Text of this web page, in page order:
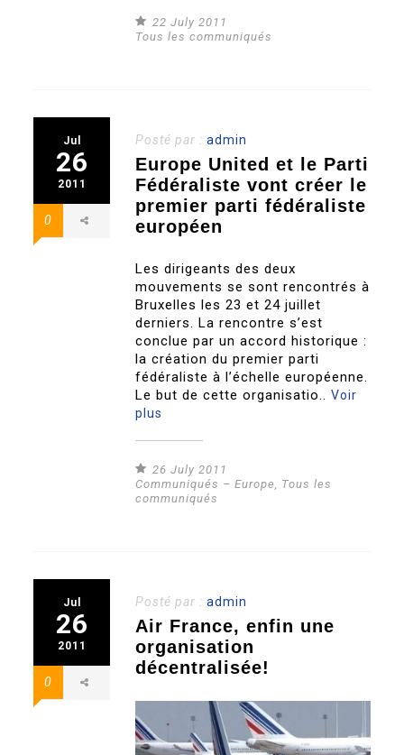
22 July 2011
Tous les communiqués
Jul
26
2011
0
Posté par :admin
Europe United et le Parti
Fédéraliste vont créer le
premier parti fédéraliste
européen
Les dirigeants des deux
mouvements se sont rencontrés à
Bruxelles les 23 et 24 juillet
derniers. La rencontre s’est
conclue par un accord historique :
la création du premier parti
fédéraliste à l’échelle européenne.
Le but de cette organisatio..Voir
plus
26 July 2011
Communiqués – Europe, Tous les
communiqués
Jul
26
2011
0
Posté par :admin
Air France, enfin une
organisation
décentralisée!